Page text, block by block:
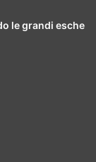
le grandi esche